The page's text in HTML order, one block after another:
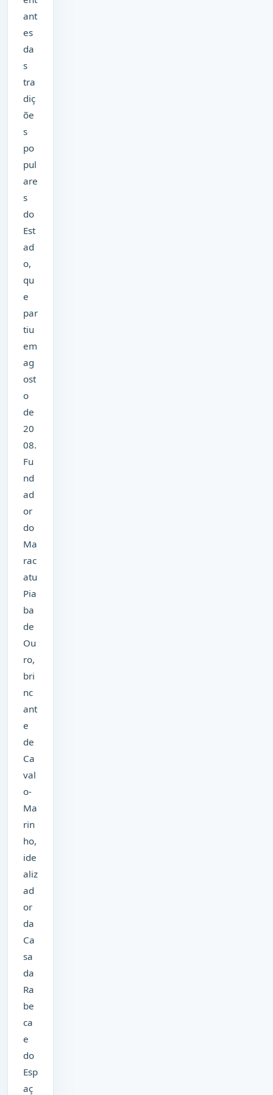
ant
es
da
s
tra
diç
õe
s
po
pul
are
s
do
Est
ad
o,
qu
e
par
tiu
em
ag
ost
o
de
20
08.
Fu
nd
ad
or
do
Ma
rac
atu
Pia
ba
de
Ou
ro,
bri
nc
ant
e
de
Ca
val
o-
Ma
rin
ho,
ide
aliz
ad
or
da
Ca
sa
da
Ra
be
ca
e
do
Esp
aç